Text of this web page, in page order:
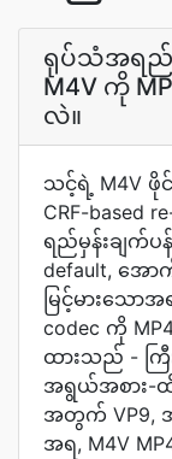
ရုပ်သံအရည်
M4V ကို
လဲ။
သင့်ရဲ့ M4V ဖို
CRF-based
ရည်မှန်းချက်ပ
default, အော
မြင့်မားသေ
codec ကို
ထားသည် - ကြီ
အရွယ်အစား-ထိ
အတွက် VP9,
အရ, M4V